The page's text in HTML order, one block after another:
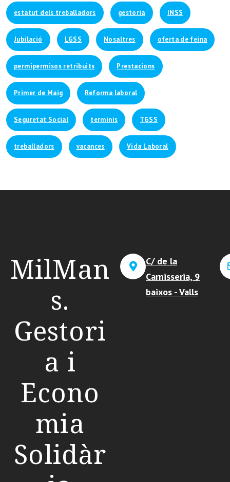
estatut dels treballadors gestoria INSS
Jubilació LGSS Nosaltres oferta de feina
permipermisos retribuits Prestacions
Primer de Maig Reforma laboral
Seguretat Social terminis TGSS
treballadors vacances Vida Laboral
MilMan
s.
Gestori
a i
Econo
mia
Solidàr
C/ de la
Carnisseria, 9
baixos - Valls